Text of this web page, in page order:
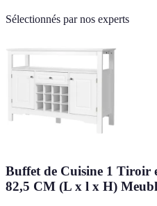
Sélectionnés par nos experts
Buffet de Cuisine 1 Tiroir
82,5 CM (L x l x H)